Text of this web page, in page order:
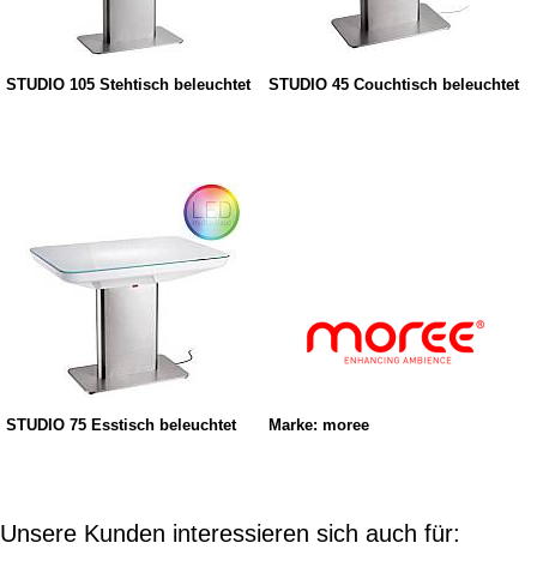
STUDIO 105 Stehtisch beleuchtet STUDIO 45 Couchtisch beleuchtet
STUDIO 75 Esstisch beleuchtet Marke: moree
Unsere Kunden interessieren sich auch für: